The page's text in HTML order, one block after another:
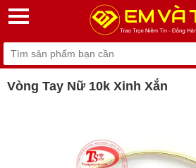
Vòng Tay Nữ 10k Xinh Xắn